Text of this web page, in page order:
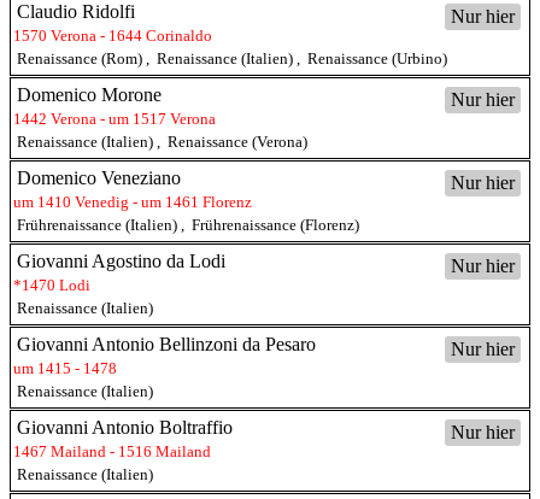
Nur hier
Claudio Ridolfi
1570 Verona - 1644 Corinaldo
Renaissance (Rom) , Renaissance (Italien) , Renaissance (Urbino)
Nur hier
Domenico Morone
1442 Verona - um 1517 Verona
Renaissance (Italien) , Renaissance (Verona)
Nur hier
Domenico Veneziano
um 1410 Venedig - um 1461 Florenz
Frührenaissance (Italien) , Frührenaissance (Florenz)
Nur hier
Giovanni Agostino da Lodi
*1470 Lodi
Renaissance (Italien)
Nur hier
Giovanni Antonio Bellinzoni da Pesaro
um 1415 - 1478
Renaissance (Italien)
Nur hier
Giovanni Antonio Boltraffio
1467 Mailand - 1516 Mailand
Renaissance (Italien)